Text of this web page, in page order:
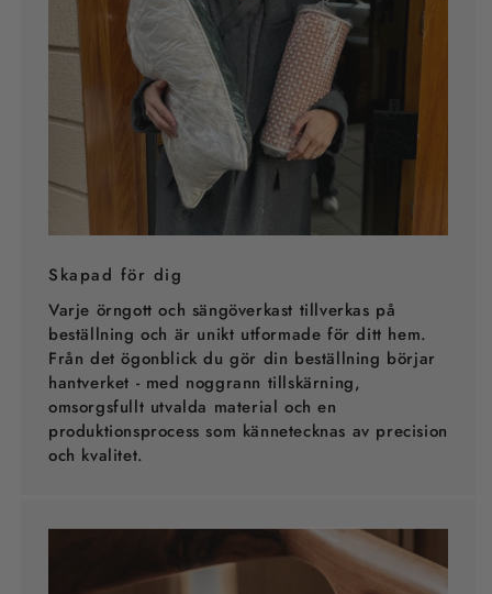
Skapad för dig
Varje örngott och sängöverkast tillverkas på
beställning och är unikt utformade för ditt hem.
Från det ögonblick du gör din beställning börjar
hantverket - med noggrann tillskärning,
omsorgsfullt utvalda material och en
produktionsprocess som kännetecknas av precision
och kvalitet.